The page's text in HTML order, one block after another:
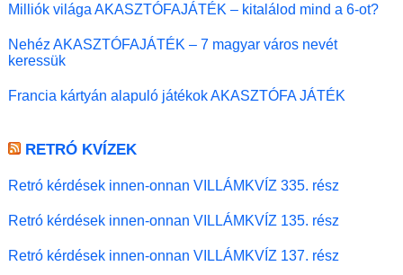
Milliók világa AKASZTÓFAJÁTÉK – kitalálod mind a 6-ot?
Nehéz AKASZTÓFAJÁTÉK – 7 magyar város nevét
keressük
Francia kártyán alapuló játékok AKASZTÓFA JÁTÉK
RETRÓ KVÍZEK
Retró kérdések innen-onnan VILLÁMKVÍZ 335. rész
Retró kérdések innen-onnan VILLÁMKVÍZ 135. rész
Retró kérdések innen-onnan VILLÁMKVÍZ 137. rész